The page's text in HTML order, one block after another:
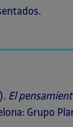
El
Grupo